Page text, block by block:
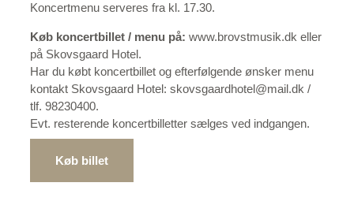
Koncertmenu serveres fra kl. 17.30.
Køb koncertbillet / menu på: www.brovstmusik.dk eller
på Skovsgaard Hotel.
Har du købt koncertbillet og efterfølgende ønsker menu
kontakt Skovsgaard Hotel: skovsgaardhotel@mail.dk /
tlf. 98230400.
Evt. resterende koncertbilletter sælges ved indgangen.
Køb billet